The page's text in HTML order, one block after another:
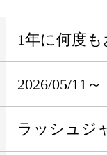
1年に何度
2026/05/11～
ラッシュジ